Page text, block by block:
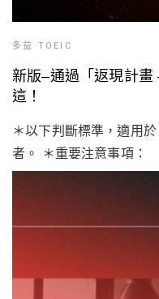
多益 TOEIC
新版–通過「返現計畫
這！
＊以下判斷標準，適用
者。 ＊重要注意事項：